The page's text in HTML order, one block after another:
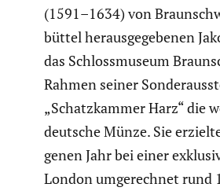
(1591–1634) von
büttel heraus­ge­ge­benen
das Schloss­mu­seum
Rahmen seiner
„Schatz­kammer Harz“ die
deutsche Münze. Sie
genen Jahr bei einer
London umgerechnet rund